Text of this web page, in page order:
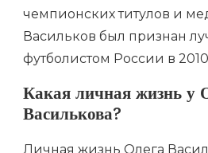
чемпионских титулов и
Васильков был признан
футболистом России в
Какая личная жизнь у
Василькова?
Личная жизнь Олега